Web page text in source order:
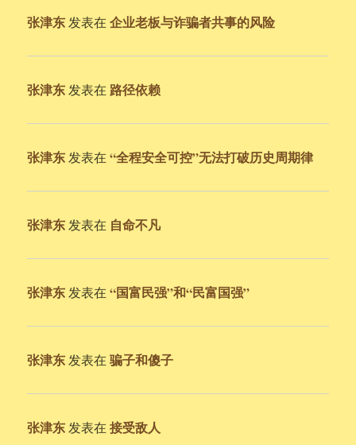
张津东 发表在企业老板与诈骗者共事的风险
张津东 发表在 路径依赖
张津东 发表在“全程安全可控”无法打破历史周期律
张津东 发表在 自命不凡
张津东 发表在“国富民强”和“民富国强”
张津东 发表在骗子和傻子
张津东 发表在接受敌人